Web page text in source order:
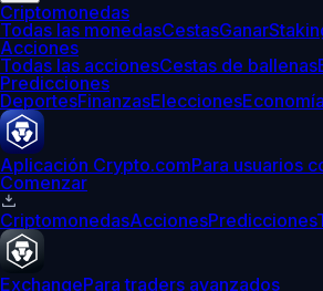
Criptomonedas
Todas las monedasCestasGanar
Acciones
Todas las accionesCestas de ballenas
Predicciones
DeportesFinanzasEleccionesEconomía
Aplicación Crypto.comPara usuarios
Comenzar
CriptomonedasAccionesPredicciones
ExchangePara traders avanzados